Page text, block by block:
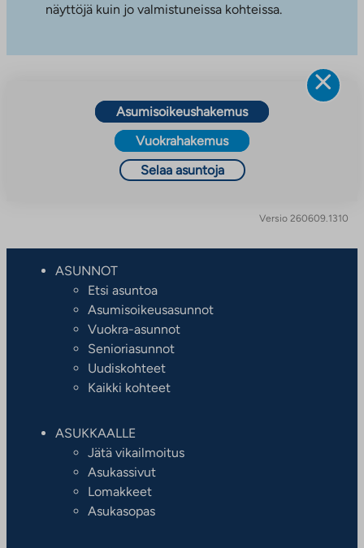
näyttöjä kuin jo valmistuneissa kohteissa.
Asumisoikeushakemus
Vuokrahakemus
Selaa asuntoja
Versio 260609.1310
ASUNNOT
Etsi asuntoa
Asumisoikeusasunnot
Vuokra-asunnot
Senioriasunnot
Uudiskohteet
Kaikki kohteet
ASUKKAALLE
Jätä vikailmoitus
Asukassivut
Lomakkeet
Asukasopas